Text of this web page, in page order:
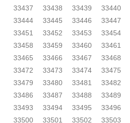
33437
33438 33439 33440
33444
33445 33446 33447
33451
33452 33453 33454
33458
33459 33460 33461
33465
33466 33467 33468
33472
33473 33474 33475
33479
33480 33481 33482
33486
33487 33488 33489
33493
33494 33495 33496
33500
33501 33502 33503